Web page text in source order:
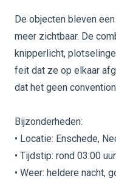
De objecten bleven
meer zichtbaar. De
knipperlicht,
feit dat ze op elkaar
dat het geen
Bijzonderheden:
• Locatie: Enschede,
• Tijdstip: rond 03:00 uur
• Weer: heldere nacht,